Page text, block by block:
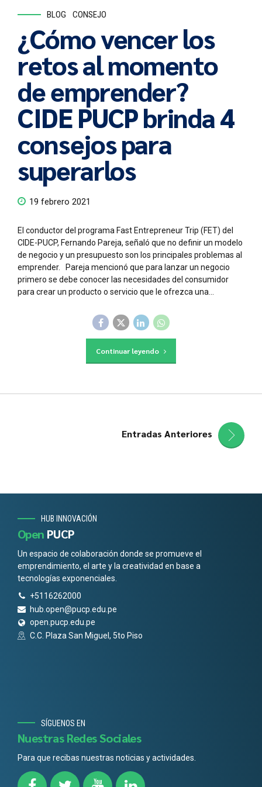
BLOG CONSEJO
¿Cómo vencer los
retos al momento
de emprender?
CIDE PUCP brinda 4
consejos para
superarlos
19 febrero 2021
El conductor del programa Fast Entrepreneur Trip (FET) del
CIDE-PUCP, Fernando Pareja, señaló que no definir un modelo
de negocio y un presupuesto son los principales problemas al
emprender. Pareja mencionó que para lanzar un negocio
primero se debe conocer las necesidades del consumidor
para crear un producto o servicio que le ofrezca una...
Continuar leyendo
Entradas Anteriores
HUB INNOVACIÓN
Open PUCP
Un espacio de colaboración donde se promueve el
emprendimiento, el arte y la creatividad en base a
tecnologías exponenciales.
+5116262000
hub.open@pucp.edu.pe
open.pucp.edu.pe
C.C. Plaza San Miguel, 5to Piso
SÍGUENOS EN
Nuestras Redes Sociales
Para que recibas nuestras noticias y actividades.